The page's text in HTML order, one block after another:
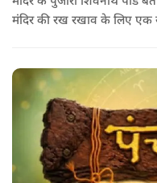
मंदिर की रख रखाव के लिए एक
कि यहां हर रोज नए चमत्‍कार